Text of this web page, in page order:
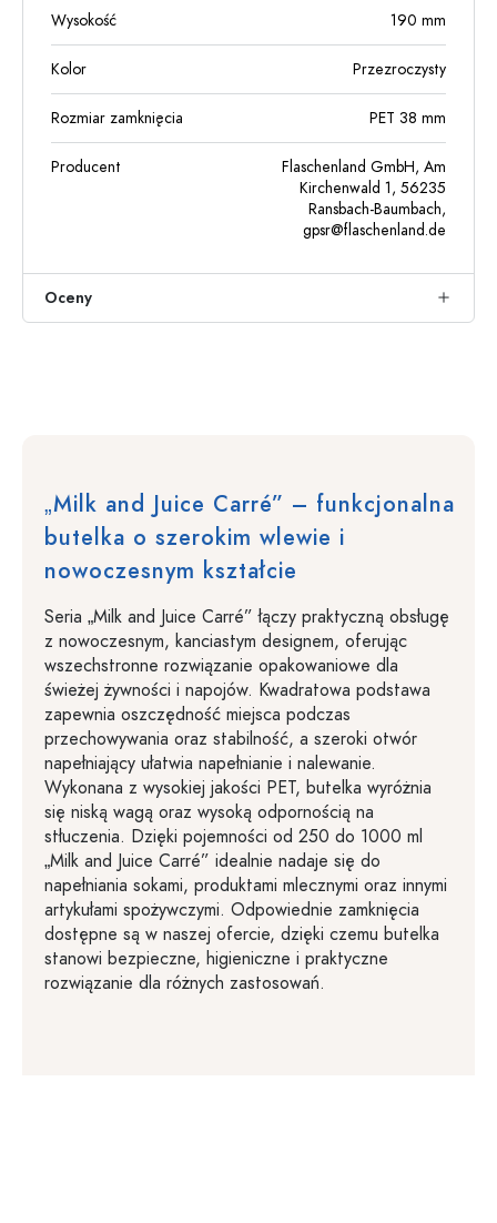
Wysokość 190 mm
Kolor Przezroczysty
Rozmiar zamknięcia PET 38 mm
Producent
Flaschenland GmbH, Am
Kirchenwald 1, 56235
Ransbach-Baumbach,
gpsr@flaschenland.de
Oceny
„Milk and Juice Carré” – funkcjonalna
butelka o szerokim wlewie i
nowoczesnym kształcie
Seria „Milk and Juice Carré” łączy praktyczną obsługę
z nowoczesnym, kanciastym designem, oferując
wszechstronne rozwiązanie opakowaniowe dla
świeżej żywności i napojów. Kwadratowa podstawa
zapewnia oszczędność miejsca podczas
przechowywania oraz stabilność, a szeroki otwór
napełniający ułatwia napełnianie i nalewanie.
Wykonana z wysokiej jakości PET, butelka wyróżnia
się niską wagą oraz wysoką odpornością na
stłuczenia. Dzięki pojemności od 250 do 1000 ml
„Milk and Juice Carré” idealnie nadaje się do
napełniania sokami, produktami mlecznymi oraz innymi
artykułami spożywczymi. Odpowiednie zamknięcia
dostępne są w naszej ofercie, dzięki czemu butelka
stanowi bezpieczne, higieniczne i praktyczne
rozwiązanie dla różnych zastosowań.